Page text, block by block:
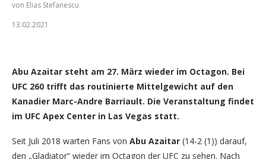
von Elias Stefanescu
13.02.2021
Abu Azaitar ist bereit für den nächsten UFC-Auftritt (Foto:
Abu Azaitar steht am 27. März wieder im Octagon. Bei
UFC 260 trifft das routinierte Mittelgewicht auf den
Kanadier Marc-Andre Barriault. Die Veranstaltung findet
im UFC Apex Center in Las Vegas statt.
Seit Juli 2018 warten Fans von Abu Azaitar (14-2 (1)) darauf,
den „Gladiator“ wieder im Octagon der UFC zu sehen. Nach